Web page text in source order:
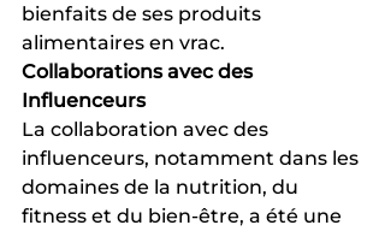
bienfaits de ses produits
alimentaires en vrac.
Collaborations avec des
Influenceurs
La collaboration avec des
influenceurs, notamment dans les
domaines de la nutrition, du
fitness et du bien-être, a été une